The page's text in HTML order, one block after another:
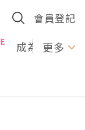
會員登記
成為U更多